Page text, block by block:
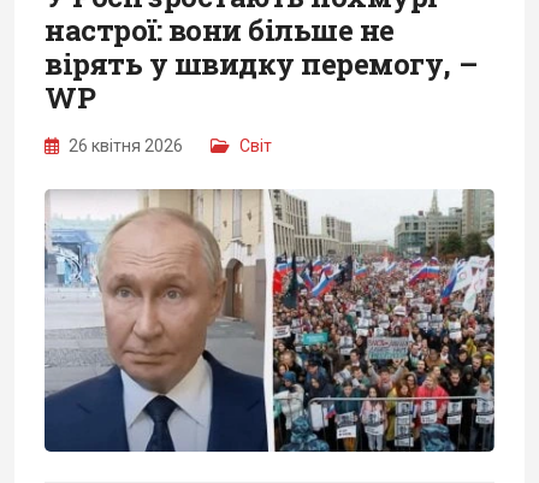
настрої: вони більше не
вірять у швидку перемогу, –
WP
26 квітня 2026 Світ